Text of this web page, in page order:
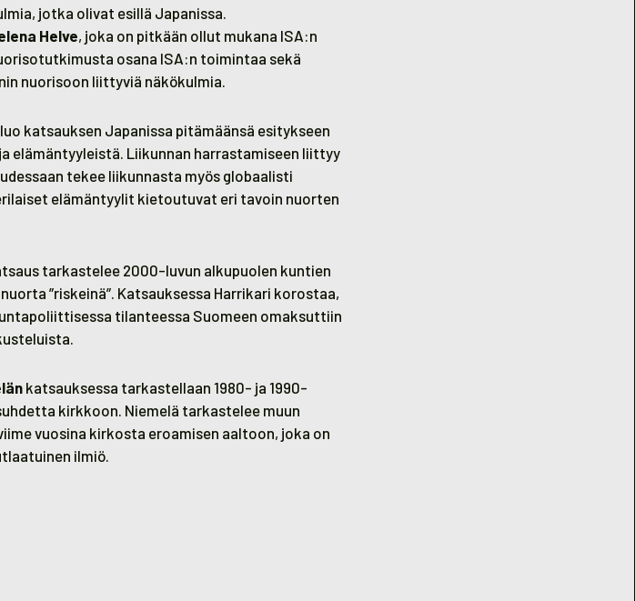
jotka olivat esillä Japanissa.
Helve, joka on pitkään ollut mukana ISA:n
osana ISA:n toimintaa sekä
nuorisoon liittyviä näkökulmia.
luo katsauksen Japanissa pitämäänsä esitykseen
elämäntyyleistä. Liikunnan harrastamiseen liittyy
tekee liikunnasta myös globaalisti
elämäntyylit kietoutuvat eri tavoin nuorten
tarkastelee 2000-luvun alkupuolen kuntien
”riskeinä”. Katsauksessa Harrikari korostaa,
tilanteessa Suomeen omaksuttiin
katsauksessa tarkastellaan 1980- ja 1990-
kirkkoon. Niemelä tarkastelee muun
vuosina kirkosta eroamisen aaltoon, joka on
ilmiö.